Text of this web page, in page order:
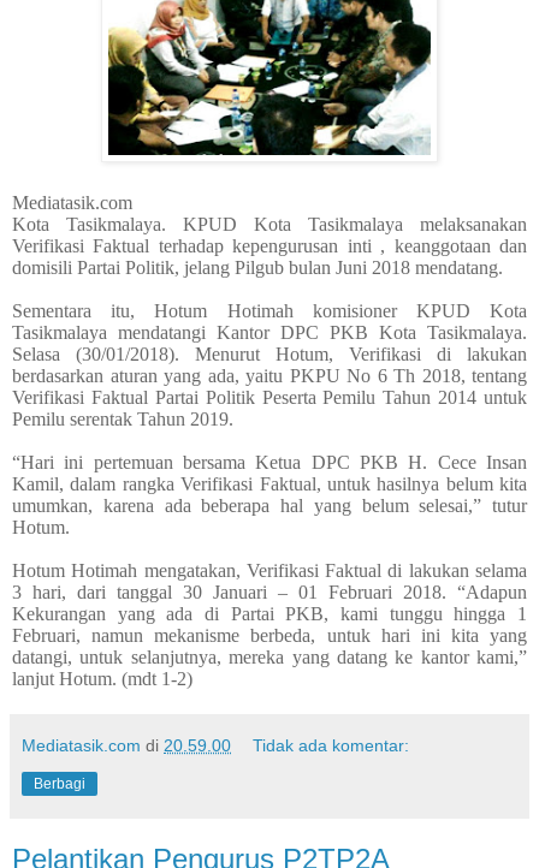
Mediatasik.com
Kota Tasikmalaya. KPUD Kota Tasikmalaya melaksanakan
Verifikasi Faktual terhadap kepengurusan inti , keanggotaan dan
domisili Partai Politik, jelang Pilgub bulan Juni 2018 mendatang.
Sementara itu, Hotum Hotimah komisioner KPUD Kota
Tasikmalaya mendatangi Kantor DPC PKB Kota Tasikmalaya.
Selasa (30/01/2018). Menurut Hotum, Verifikasi di lakukan
berdasarkan aturan yang ada, yaitu PKPU No 6 Th 2018, tentang
Verifikasi Faktual Partai Politik Peserta Pemilu Tahun 2014 untuk
Pemilu serentak Tahun 2019.
“Hari ini pertemuan bersama Ketua DPC PKB H. Cece Insan
Kamil, dalam rangka Verifikasi Faktual, untuk hasilnya belum kita
umumkan, karena ada beberapa hal yang belum selesai,” tutur
Hotum.
Hotum Hotimah mengatakan, Verifikasi Faktual di lakukan selama
3 hari, dari tanggal 30 Januari – 01 Februari 2018. “Adapun
Kekurangan yang ada di Partai PKB, kami tunggu hingga 1
Februari, namun mekanisme berbeda, untuk hari ini kita yang
datangi, untuk selanjutnya, mereka yang datang ke kantor kami,”
lanjut Hotum. (mdt 1-2)
Mediatasik.com di 20.59.00 Tidak ada komentar:
Berbagi
Pelantikan Pengurus P2TP2A